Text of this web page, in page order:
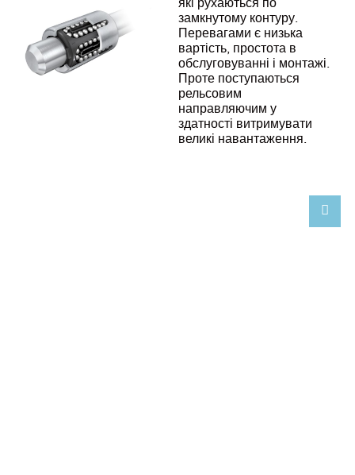
які рухаються по
замкнутому контуру.
Перевагами є низька
вартість, простота в
обслуговуванні і монтажі.
Проте поступаються
рельсовим
направляючим у
здатності витримувати
великі навантаження.